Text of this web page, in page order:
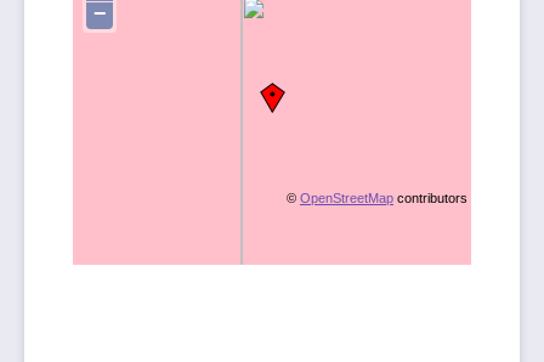
−
© OpenStreetMap contributors